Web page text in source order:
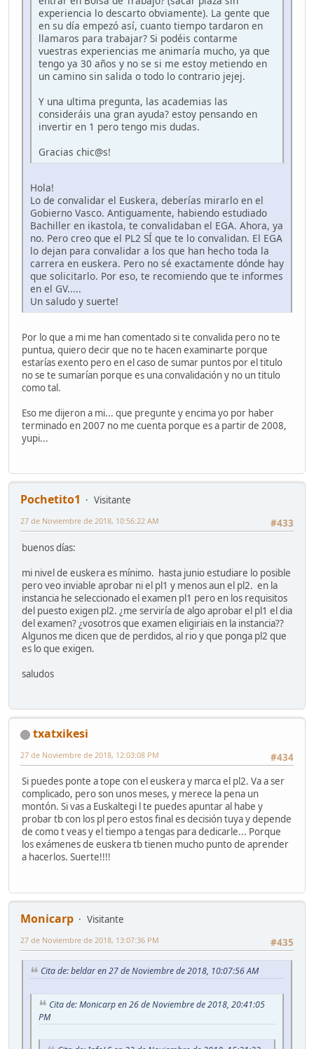
experiencia lo descarto obviamente). La gente que
en su día empezó así, cuanto tiempo tardaron en
llamaros para trabajar? Si podéis contarme
vuestras experiencias me animaría mucho, ya que
tengo ya 30 años y no se si me estoy metiendo en
un camino sin salida o todo lo contrario jejej.
Y una ultima pregunta, las academias las
consideráis una gran ayuda? estoy pensando en
invertir en 1 pero tengo mis dudas.
Gracias chic@s!
Hola!
Lo de convalidar el Euskera, deberías mirarlo en el
Gobierno Vasco. Antiguamente, habiendo estudiado
Bachiller en ikastola, te convalidaban el EGA. Ahora, ya
no. Pero creo que el PL2 SÍ que te lo convalidan. El EGA
lo dejan para convalidar a los que han hecho toda la
carrera en euskera. Pero no sé exactamente dónde hay
que solicitarlo. Por eso, te recomiendo que te informes
en el GV.....
Un saludo y suerte!
Por lo que a mi me han comentado si te convalida pero no te
puntua, quiero decir que no te hacen examinarte porque
estarías exento pero en el caso de sumar puntos por el titulo
no se te sumarían porque es una convalidación y no un titulo
como tal.
Eso me dijeron a mi... que pregunte y encima yo por haber
terminado en 2007 no me cuenta porque es a partir de 2008,
yupi...
Pochetito1
Visitante
#433
27 de Noviembre de 2018, 10:56:22 AM
buenos días:
mi nivel de euskera es mínimo. hasta junio estudiare lo posible
pero veo inviable aprobar ni el pl1 y menos aun el pl2. en la
instancia he seleccionado el examen pl1 pero en los requisitos
del puesto exigen pl2. ¿me serviría de algo aprobar el pl1 el dia
del examen? ¿vosotros que examen eligiriais en la instancia??
Algunos me dicen que de perdidos, al rio y que ponga pl2 que
es lo que exigen.
saludos
txatxikesi
#434
27 de Noviembre de 2018, 12:03:08 PM
Si puedes ponte a tope con el euskera y marca el pl2. Va a ser
complicado, pero son unos meses, y merece la pena un
montón. Si vas a Euskaltegi l te puedes apuntar al habe y
probar tb con los pl pero estos final es decisión tuya y depende
de como t veas y el tiempo a tengas para dedicarle... Porque
los exámenes de euskera tb tienen mucho punto de aprender
a hacerlos. Suerte!!!!
Monicarp
Visitante
#435
27 de Noviembre de 2018, 13:07:36 PM
Cita de: beldar en 27 de Noviembre de 2018, 10:07:56 AM
Cita de: Monicarp en 26 de Noviembre de 2018, 20:41:05
PM